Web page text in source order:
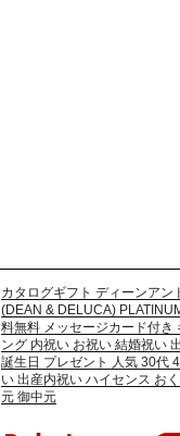
カタログギフト ディーンアン
(DEAN & DELUCA)
料無料 メッセージカード付き
ング 内祝い お祝い 結婚祝い
誕生日 プレゼント 人気 30代
い 出産内祝い ハイセンス お
元 御中元